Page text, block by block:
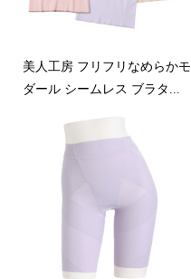
美人工房 フリフリなめらかモ
ダール シームレス ブラタ...